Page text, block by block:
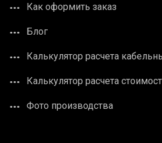
Как оформить заказ
Блог
Калькулятор расчета
Калькулятор расчета
Фото производства